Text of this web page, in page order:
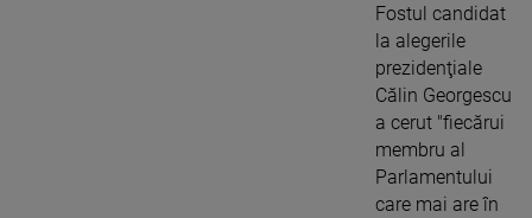
Fostul candidat
la alegerile
prezidenţiale
Călin Georgescu
a cerut "fiecărui
membru al
Parlamentului
care mai are în